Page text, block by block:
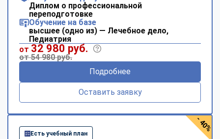
Диплом о профессиональной
переподготовке
Обучение на базе
высшее (одно из) — Лечебное дело,
Педиатрия
от 32 980 руб.
от 54 980 руб.
Подробнее
Оставить заявку
Есть учебный план
- 40%